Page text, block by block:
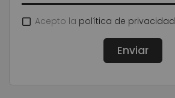
Acepto la política de privacidad